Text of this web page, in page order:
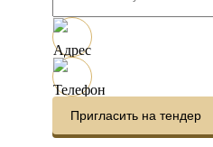
Пригласить на тендер